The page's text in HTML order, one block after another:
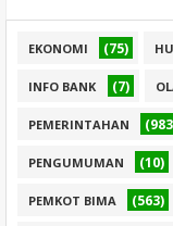
EKONOMI (75)
INFO BANK (7)
PEMERINTAHAN
PENGUMUMAN (10)
PEMKOT BIMA (563)